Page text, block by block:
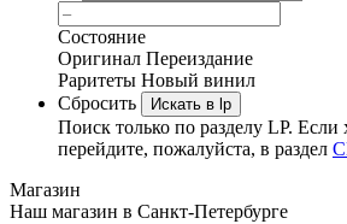
Состояние
Оригинал Переиздание
Раритеты Новый винил
Сбросить
Искать в lp
Поиск только по разделу LP. Если
перейдите, пожалуйста, в раздел
Магазин
Наш магазин в Санкт-Петербурге